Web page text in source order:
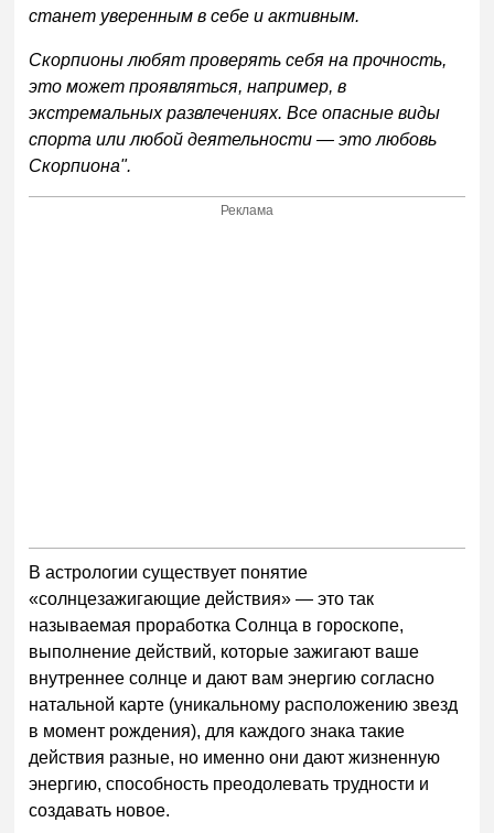
станет уверенным в себе и активным.
Скорпионы любят проверять себя на прочность,
это может проявляться, например, в
экстремальных развлечениях. Все опасные виды
спорта или любой деятельности — это любовь
Скорпиона".
Реклама
В астрологии существует понятие
«солнцезажигающие действия» — это так
называемая проработка Солнца в гороскопе,
выполнение действий, которые зажигают ваше
внутреннее солнце и дают вам энергию согласно
натальной карте (уникальному расположению звезд
в момент рождения), для каждого знака такие
действия разные, но именно они дают жизненную
энергию, способность преодолевать трудности и
создавать новое.